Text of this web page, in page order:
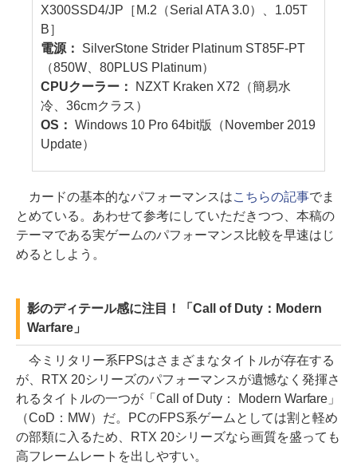
X300SSD4/JP［M.2（Serial ATA 3.0）、1.05T
B］
電源： SilverStone Strider Platinum ST85F-PT
（850W、80PLUS Platinum）
CPUクーラー：
NZXT Kraken X72（簡易水
冷、36cmクラス）
OS：Windows 10 Pro 64bit版（November 2019
Update）
カードの基本的なパフォーマンスはこちらの記事でま
とめている。あわせて参考にしていただきつつ、本稿の
テーマである実ゲームのパフォーマンス比較を早速はじ
めるとしよう。
影のディテール感に注目！「Call of Duty：Modern
Warfare」
今ミリタリー系FPSはさまざまなタイトルが存在する
が、RTX 20シリーズのパフォーマンスが遺憾なく発揮さ
れるタイトルの一つが「Call of Duty： Modern Warfare」
（CoD：MW）だ。PCのFPS系ゲームとしては割と軽め
の部類に入るため、RTX 20シリーズなら画質を盛っても
高フレームレートを出しやすい。